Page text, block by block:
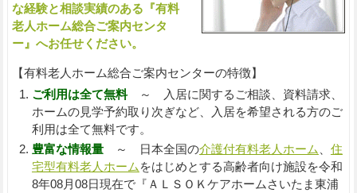
な経験と相談実績のある『有料
老人ホーム総合ご案内センタ
ー』へお任せください。
【有料老人ホーム総合ご案内センターの特徴】
ご利用は全て無料～ 入居に関するご相談、資料請求、
ホームの見学予約取り次ぎなど、入居を希望される方のご
利用は全て無料です。
豊富な情報量～ 日本全国の介護付有料老人ホーム
住
宅型有料老人ホーム をはじめとする高齢者向け施設を令和
8年08月08日現在で『ＡＬＳＯＫケアホームさいたま東浦